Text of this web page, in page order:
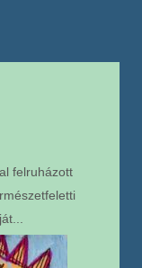
felruházott